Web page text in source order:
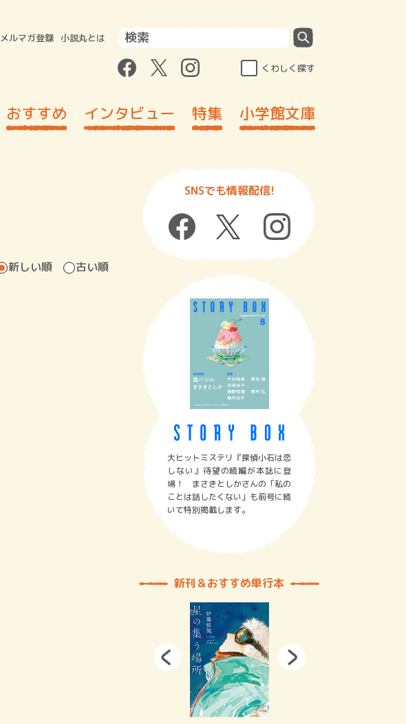
メルマガ登録 小説丸とは
くわしく探す
おすすめ インタビュー 特集 小学館文庫
新しい順 古い順
SNSでも情報配信!
大ヒットミステリ『探偵小石は恋
しない』待望の続編が本誌に登
場！ まさきとしかさんの「私の
ことは話したくない」も前号に続
いて特別掲載します。
新刊＆おすすめ単行本